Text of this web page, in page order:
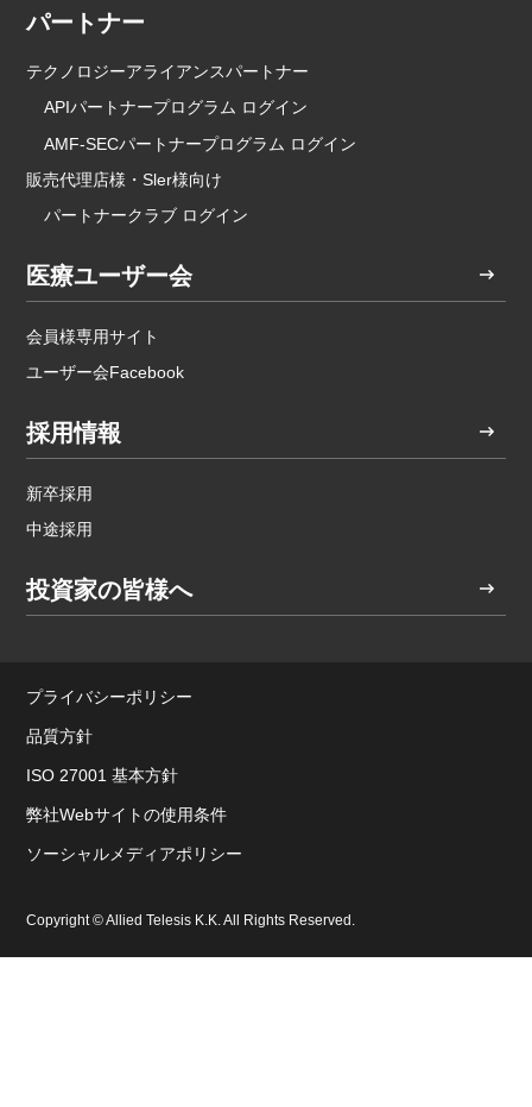
パートナー
テクノロジーアライアンスパートナー
APIパートナープログラム ログイン
AMF-SECパートナープログラム ログイン
販売代理店様・Sler様向け
パートナークラブ ログイン
医療ユーザー会
会員様専用サイト
ユーザー会Facebook
採用情報
新卒採用
中途採用
投資家の皆様へ
プライバシーポリシー
品質方針
ISO 27001 基本方針
弊社Webサイトの使用条件
ソーシャルメディアポリシー
Copyright © Allied Telesis K.K. All Rights Reserved.